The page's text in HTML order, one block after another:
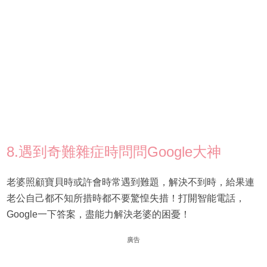
8.遇到奇難雜症時問問Google大神
老婆照顧寶貝時或許會時常遇到難題，解決不到時，給果連
老公自己都不知所措時都不要驚惶失措！打開智能電話，
Google一下答案，盡能力解決老婆的困憂！
廣告